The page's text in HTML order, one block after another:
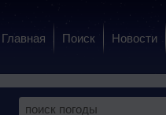
Главная Поиск Новости